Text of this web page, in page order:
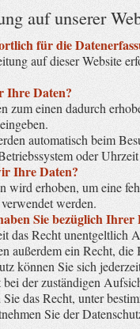
auf unserer
für die
auf dieser Website
Ihre Daten?
zum einen dadurch
automatisch beim
oder
Ihre Daten?
wird erhoben, um eine
werden.
Sie bezüglich Ihrer
das Recht unentgeltlich
außerdem ein Recht,
können Sie sich
der zuständigen
das Recht, unter
Sie der